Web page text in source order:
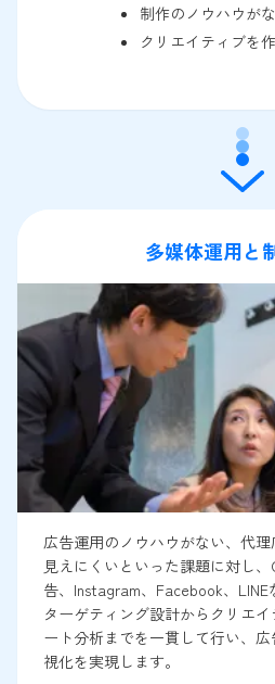
制作のノウハウが
クリエイティブを
多媒体運用と
広告運用のノウハウがない、代
見えにくいといった課題に対し
告、Instagram、Facebook、LINE
ターゲティング設計からクリエ
ート分析までを一貫して行い、
視化を実現します。